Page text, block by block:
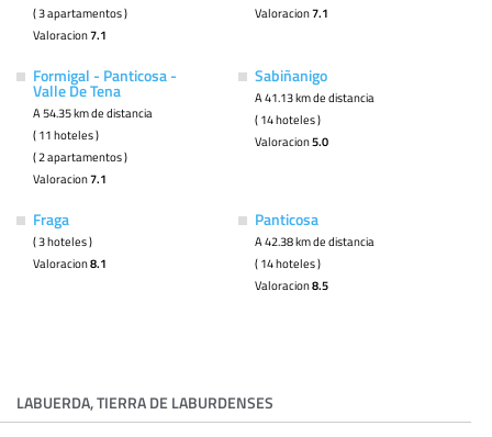
( 3 apartamentos )
Valoracion7.1
Valoracion7.1
Formigal - Panticosa -
Valle De Tena
A 54.35 km de distancia
( 11 hoteles )
( 2 apartamentos )
Valoracion7.1
Sabiñanigo
A 41.13 km de distancia
( 14 hoteles )
Valoracion5.0
Fraga
( 3 hoteles )
Valoracion8.1
Panticosa
A 42.38 km de distancia
( 14 hoteles )
Valoracion8.5
LABUERDA, TIERRA DE LABURDENSES